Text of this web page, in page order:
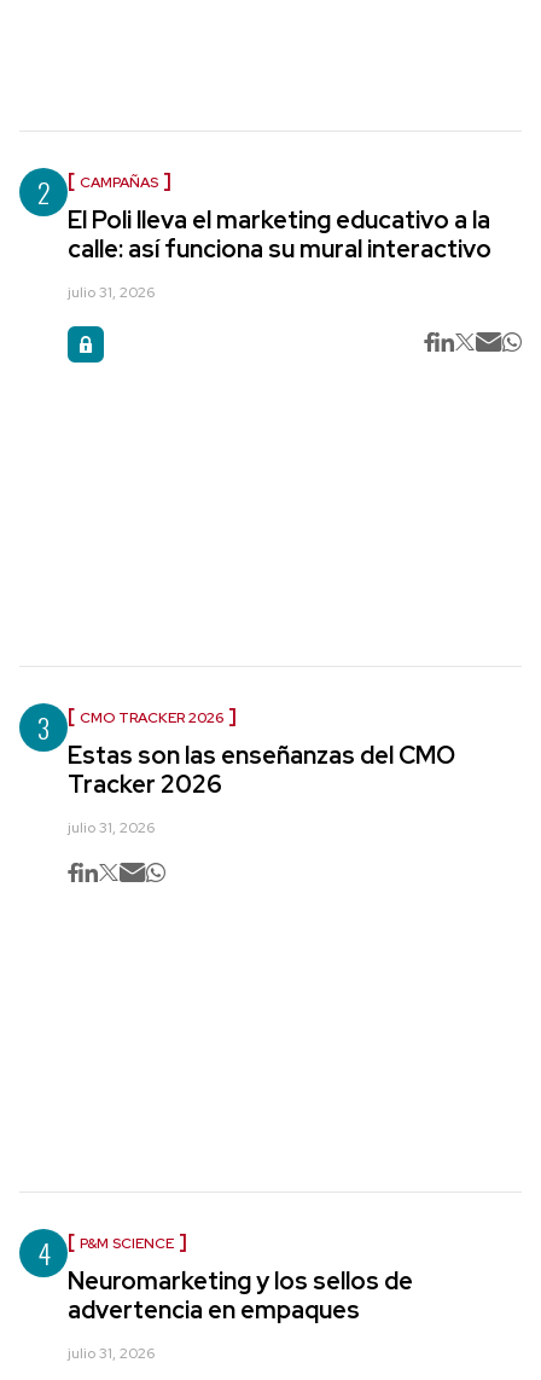
2 CAMPAÑAS
El Poli lleva el marketing educativo a la
calle: así funciona su mural interactivo
julio 31, 2026
3 CMO TRACKER 2026
Estas son las enseñanzas del CMO
Tracker 2026
julio 31, 2026
4 P&M SCIENCE
Neuromarketing y los sellos de
advertencia en empaques
julio 31, 2026